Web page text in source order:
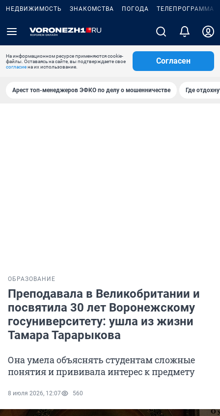
НЕДВИЖИМОСТЬ ЗНАКОМСТВА ПОГОДА ТЕЛЕПРОГРАММА
На информационном ресурсе применяются cookie-
файлы. Оставаясь на сайте, вы подтверждаете свое
согласиена их использование.
Согласен
Арест топ-менеджеров ЭФКО по делу о мошенничестве Где
ОБРАЗОВАНИЕ
Преподавала в Великобритании и
посвятила 30 лет Воронежскому
госуниверситету: ушла из жизни
Тамара Тарарыкова
Она умела объяснять студентам сложные
понятия и прививала интерес к предмету
8 июля 2026, 12:07 560